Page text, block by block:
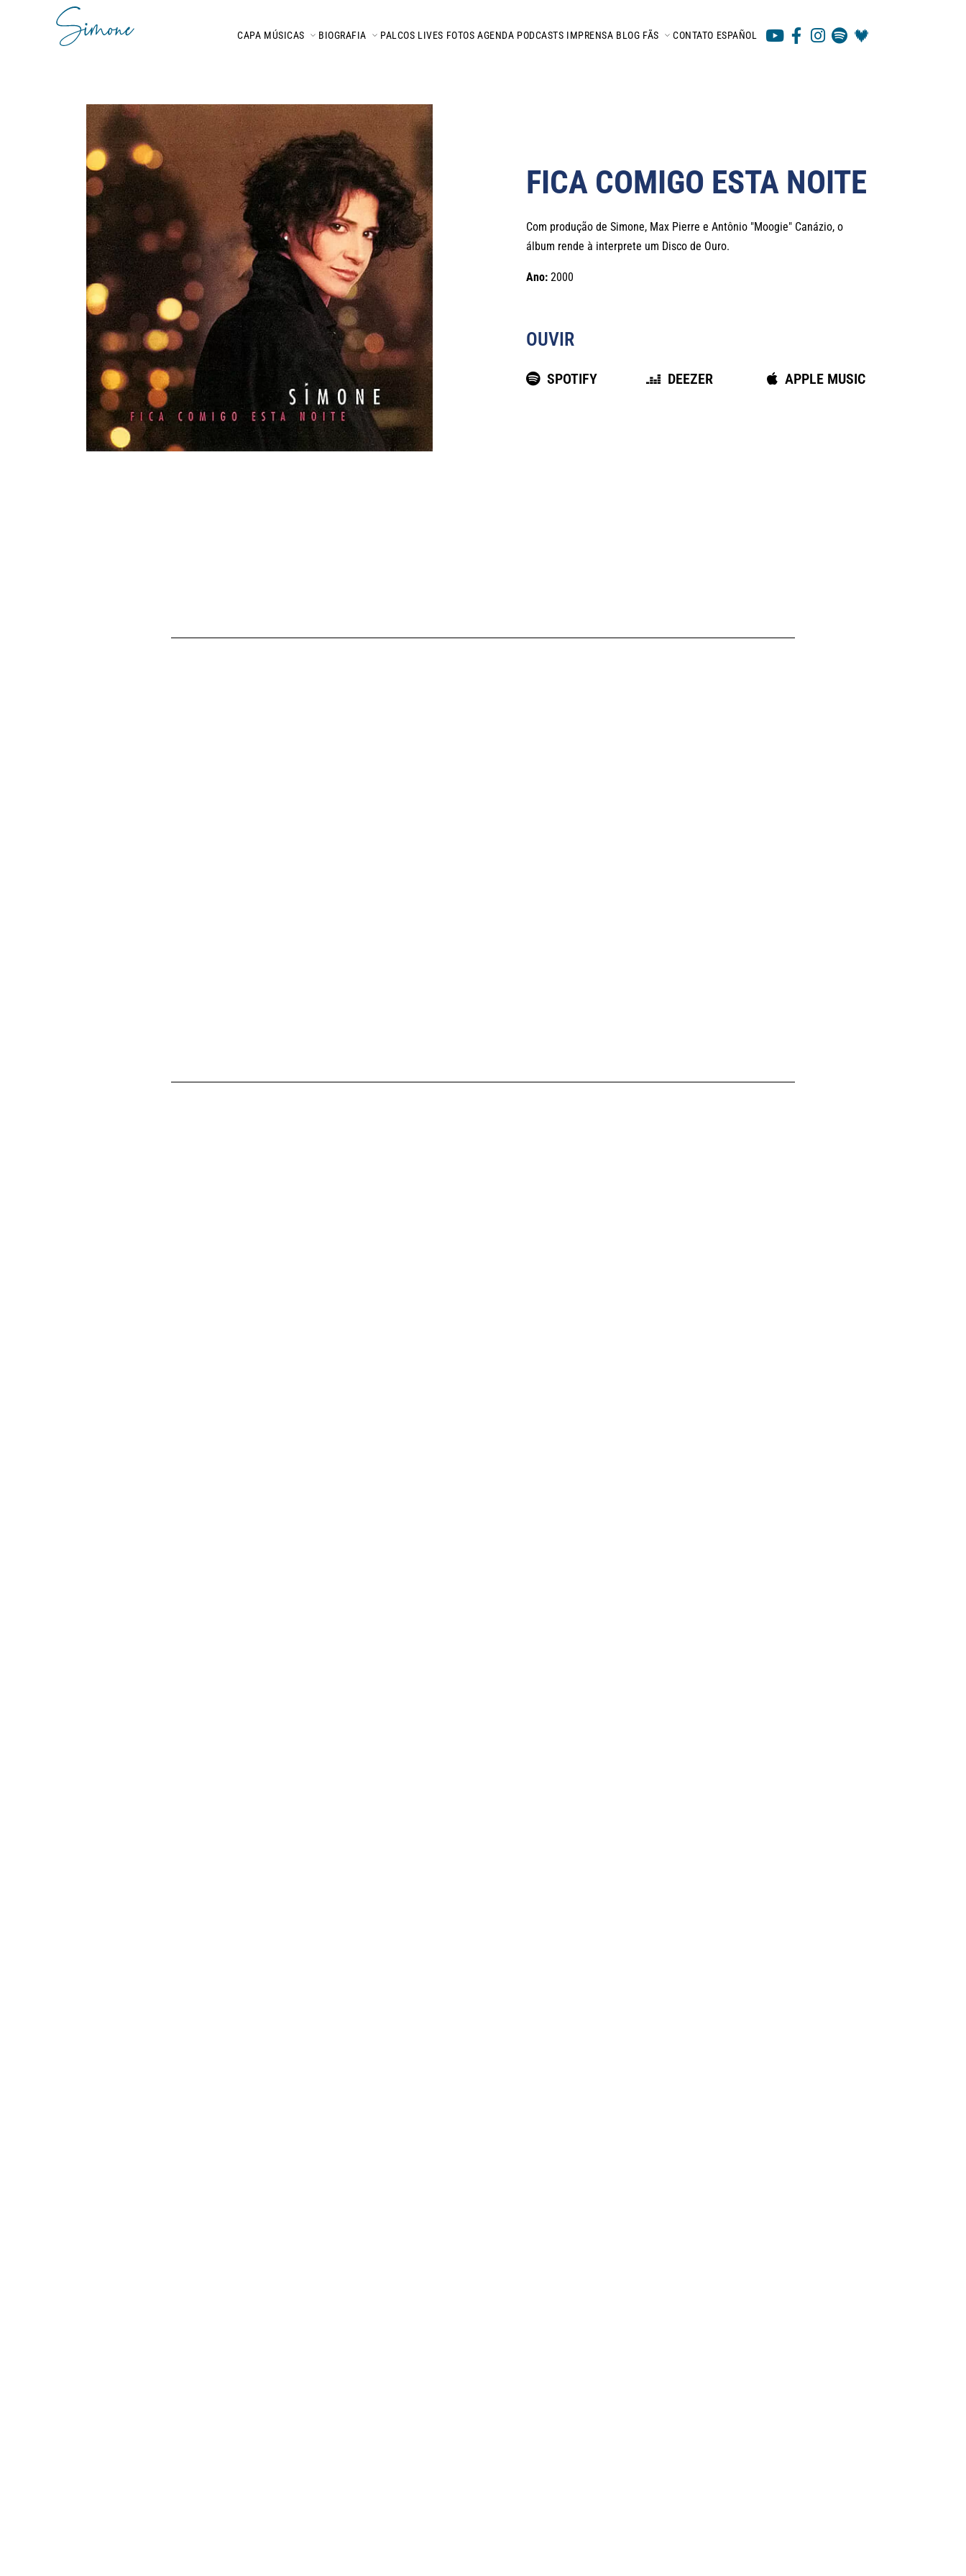
CAPA MÚSICAS BIOGRAFIA PALCOS LIVES FOTOS AGENDA PODCASTS IMPRENSA BLOG FÃS CONTATO ESPAÑOL
FICA COMIGO ESTA NOITE
Com produção de Simone, Max Pierre e Antônio "Moogie" Canázio, o
álbum rende à interprete um Disco de Ouro.
Ano: 2000
OUVIR
SPOTIFY DEEZER APPLE MUSIC